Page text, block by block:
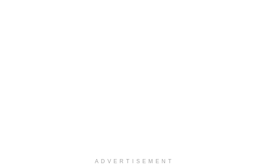
ADVERTISEMENT